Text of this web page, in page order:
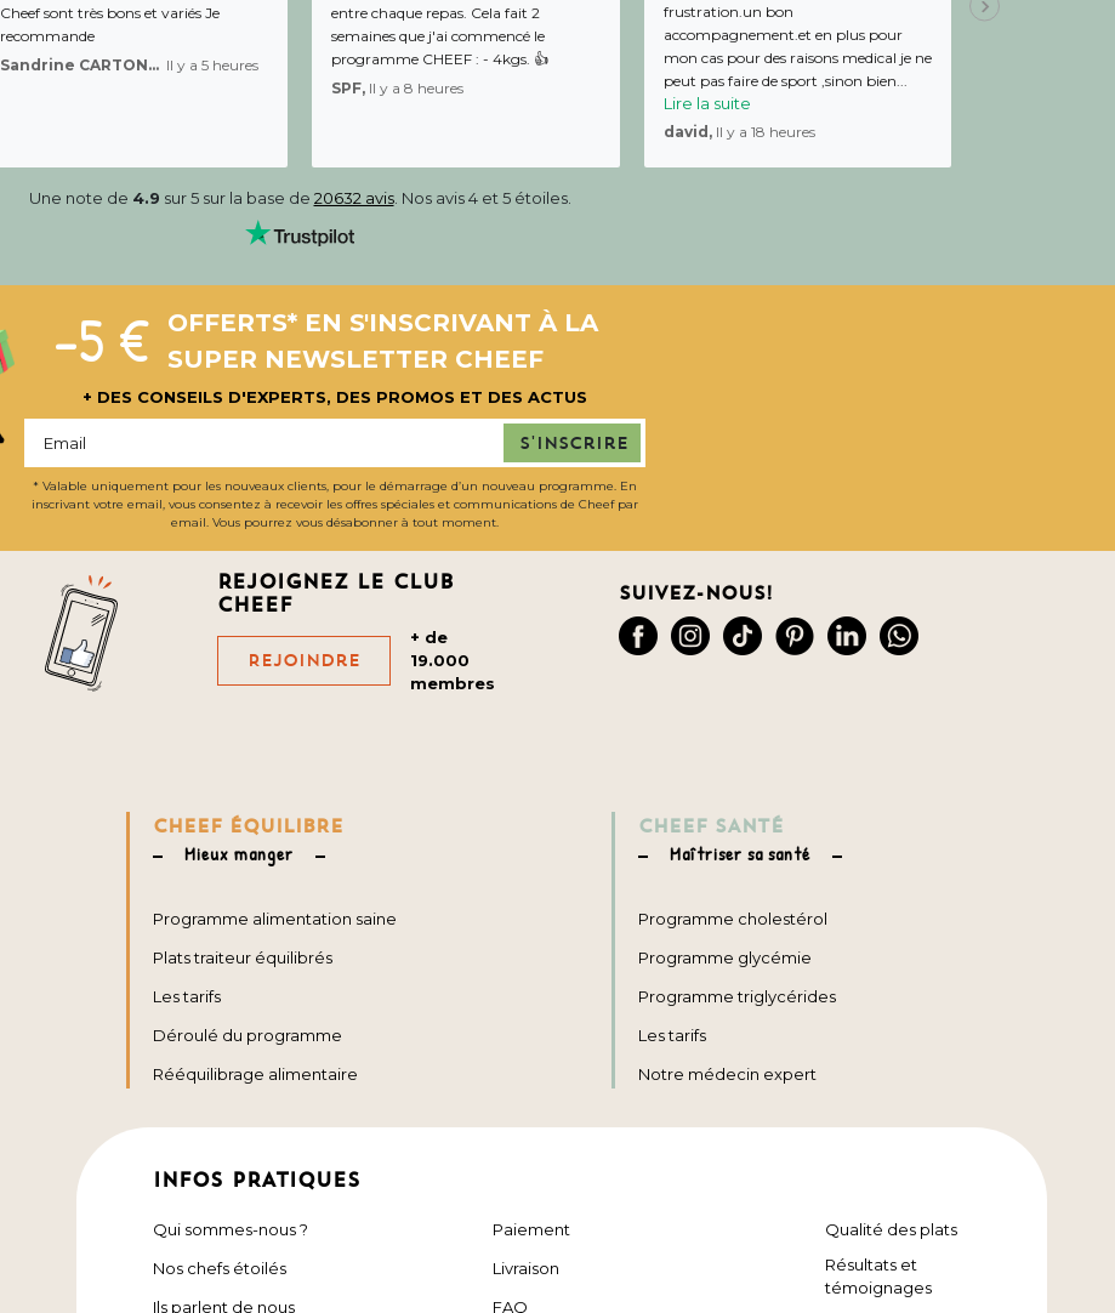
Cheef sont très bons et variés Je
recommande
Sandrine CARTON-BRACQ, Il y a 5 heures
entre chaque repas. Cela fait 2
semaines que j'ai commencé le
programme CHEEF : - 4kgs. 👍
SPF, Il y a 8 heures
frustration.un bon
accompagnement.et en plus pour
mon cas pour des raisons medical je ne
peut pas faire de sport ,sinon bien...
Lire la suite
david, Il y a 18 heures
Julien,
Une note de 4.9 sur 5 sur la base de 20632 avis. Nos avis 4 et 5 étoiles.
-5 €
OFFERTS* EN S'INSCRIVANT À LA
SUPER NEWSLETTER CHEEF
+ DES CONSEILS D'EXPERTS, DES PROMOS ET DES ACTUS
S'inscrire
* Valable uniquement pour les nouveaux clients, pour le démarrage d’un nouveau programme. En
inscrivant votre email, vous consentez à recevoir les offres spéciales et communications de Cheef par
email. Vous pourrez vous désabonner à tout moment.
Rejoignez le club
cheef
Rejoindre
+ de
19.000
membres
Suivez-nous!
CHEEF ÉQUILIBRE
Mieux manger
Programme alimentation saine
Plats traiteur équilibrés
Les tarifs
Déroulé du programme
Rééquilibrage alimentaire
CHEEF SANTÉ
Maîtriser sa santé
Programme cholestérol
Programme glycémie
Programme triglycérides
Les tarifs
Notre médecin expert
INFOS PRATIQUES
Qui sommes-nous ?
Nos chefs étoilés
Ils parlent de nous
Paiement
Livraison
FAQ
Qualité des plats
Résultats et
témoignages